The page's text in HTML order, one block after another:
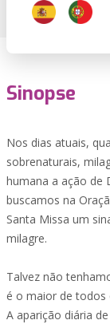
Sinopse
Nos dias atuais,
sobrenaturais,
humana a ação de
buscamos na
Santa Missa um
milagre.
Talvez não
é o maior de todos
A aparição diária